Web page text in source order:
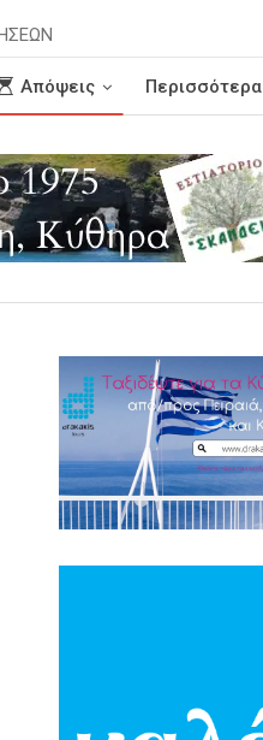
Απόψεις Περισσότερα